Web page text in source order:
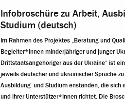
Infobroschüre zu Arbeit,
Studium (deutsch)
Im Rahmen des Projektes „Beratung und
Begleiter*innen minderjähriger und junger
Drittstaatsangehöriger aus der Ukraine“ ist
jeweils deutscher und ukrainischer Sprache
Ausbildung und Studium enstanden, die sich
und ihrer Unterstützer*innen richtet. Die